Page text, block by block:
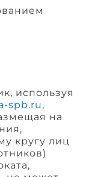
используя
spb.ru,
на
кругу лиц